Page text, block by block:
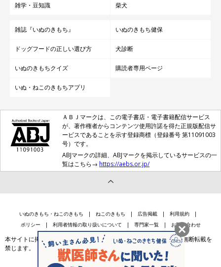
雑学・豆知識 柴犬
雑誌『いぬのきもち』 いぬのきもち健保
ドッグフードの正しい選び方 犬診断
いぬのきもちクイズ 購読者専用ページ
いぬ・ねこのきもちアプリ
ＡＢＪマークは、この電子書店・電子書籍配信サービス
が、著作権者からコンテンツ使用許諾を得た正規版配信サ
ービスであることを示す登録商標（登録番号 第11091003
号）です。
ABJマークの詳細、ABJマークを掲示しているサービスの一
覧はこちら→ https://aebs.or.jp/
いぬのきもち・ねこのきもち ねこのきもち 広告掲載
利用規約
ポリシー
利用者情報の取り扱いについて 専門家一覧 お問い合わせ
本サイトに掲載されている記事・写真・イラスト等のコンテンツの無断転載を
禁じます。
会社案内 個人情報保護法に基づく公表事項等